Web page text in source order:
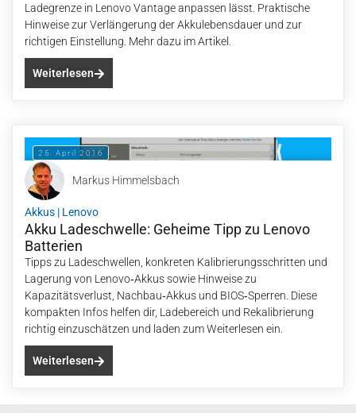
Ladegrenze in Lenovo Vantage anpassen lässt. Praktische
Hinweise zur Verlängerung der Akkulebensdauer und zur
richtigen Einstellung. Mehr dazu im Artikel.
Weiterlesen
25. April 2016
Markus Himmelsbach
Akkus | Lenovo
Akku Ladeschwelle: Geheime Tipp zu Lenovo
Batterien
Tipps zu Ladeschwellen, konkreten Kalibrierungsschritten und
Lagerung von Lenovo‑Akkus sowie Hinweise zu
Kapazitätsverlust, Nachbau‑Akkus und BIOS‑Sperren. Diese
kompakten Infos helfen dir, Ladebereich und Rekalibrierung
richtig einzuschätzen und laden zum Weiterlesen ein.
Weiterlesen